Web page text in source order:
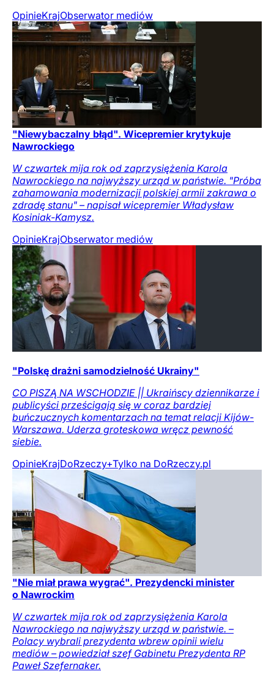
OpinieKrajObserwator mediów
"Niewybaczalny błąd". Wicepremier krytykuje
Nawrockiego
W czwartek mija rok od zaprzysiężenia Karola
Nawrockiego na najwyższy urząd w państwie. "Próba
zahamowania modernizacji polskiej armii zakrawa o
zdradę stanu" – napisał wicepremier Władysław
Kosiniak-Kamysz.
OpinieKrajObserwator mediów
"Polskę drażni samodzielność Ukrainy"
CO PISZĄ NA WSCHODZIE || Ukraińscy dziennikarze i
publicyści prześcigają się w coraz bardziej
buńczucznych komentarzach na temat relacji Kijów-
Warszawa. Uderza groteskowa wręcz pewność
siebie.
OpinieKrajDoRzeczy+Tylko na DoRzeczy.pl
"Nie miał prawa wygrać". Prezydencki minister
o Nawrockim
W czwartek mija rok od zaprzysiężenia Karola
Nawrockiego na najwyższy urząd w państwie. –
Polacy wybrali prezydenta wbrew opinii wielu
mediów – powiedział szef Gabinetu Prezydenta RP
Paweł Szefernaker.